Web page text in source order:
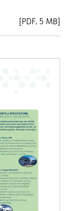
[PDF 5 MB]